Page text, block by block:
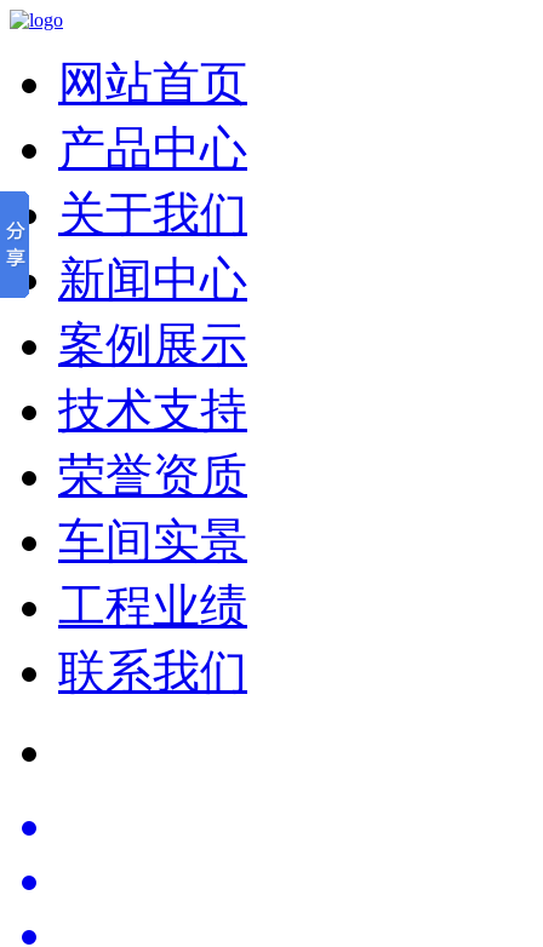
网站首页
产品中心
关于我们
新闻中心
案例展示
技术支持
荣誉资质
车间实景
工程业绩
联系我们